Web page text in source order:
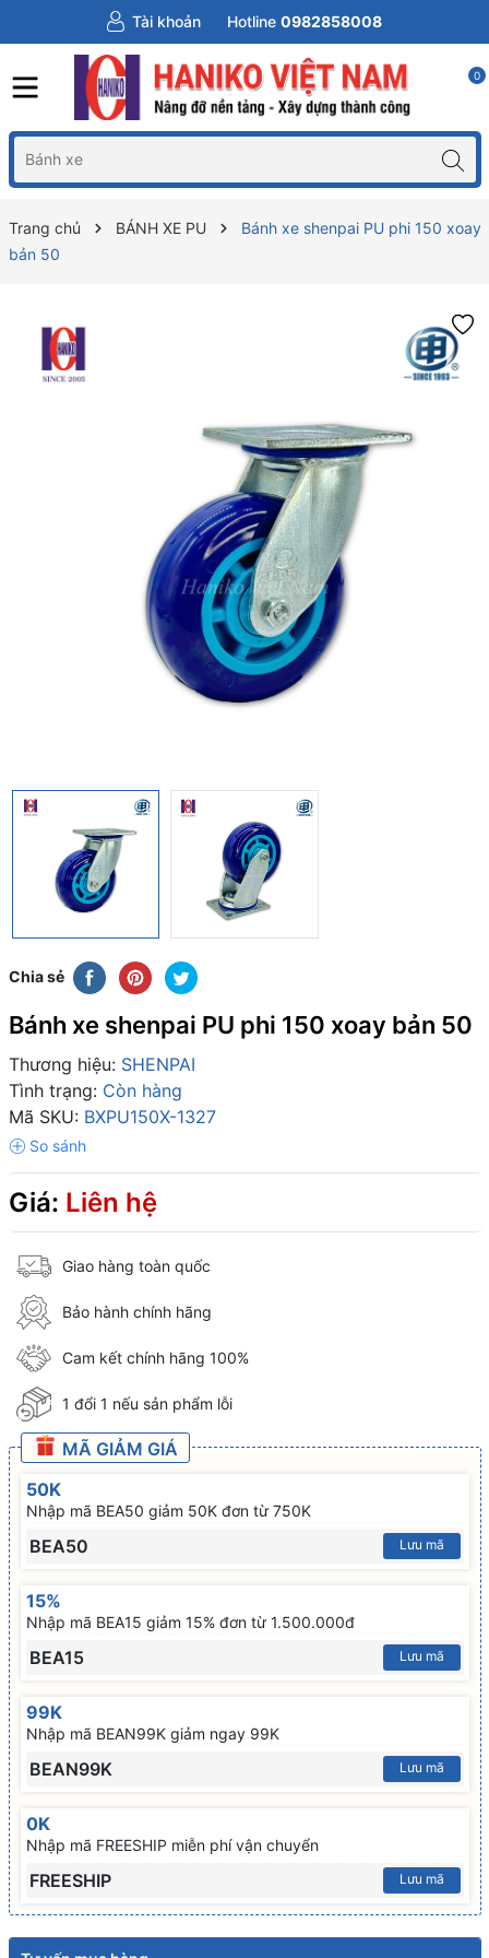
Tài khoản Hotline 0982858008
0
Trang chủ BÁNH XE PU
Bánh xe shenpai PU phi 150 xoay
bản 50
Chia sẻ
Bánh xe shenpai PU phi 150 xoay bản 50
Thương hiệu: SHENPAI
Tình trạng: Còn hàng
Mã SKU: BXPU150X-1327
Giá: Liên hệ
Giao hàng toàn quốc
Bảo hành chính hãng
Cam kết chính hãng 100%
1 đổi 1 nếu sản phẩm lỗi
MÃ GIẢM GIÁ
50K
Nhập mã BEA50 giảm 50K đơn từ 750K
BEA50 Lưu mã
15%
Nhập mã BEA15 giảm 15% đơn từ 1.500.000đ
BEA15 Lưu mã
99K
Nhập mã BEAN99K giảm ngay 99K
BEAN99K Lưu mã
0K
Nhập mã FREESHIP miễn phí vận chuyển
FREESHIP Lưu mã